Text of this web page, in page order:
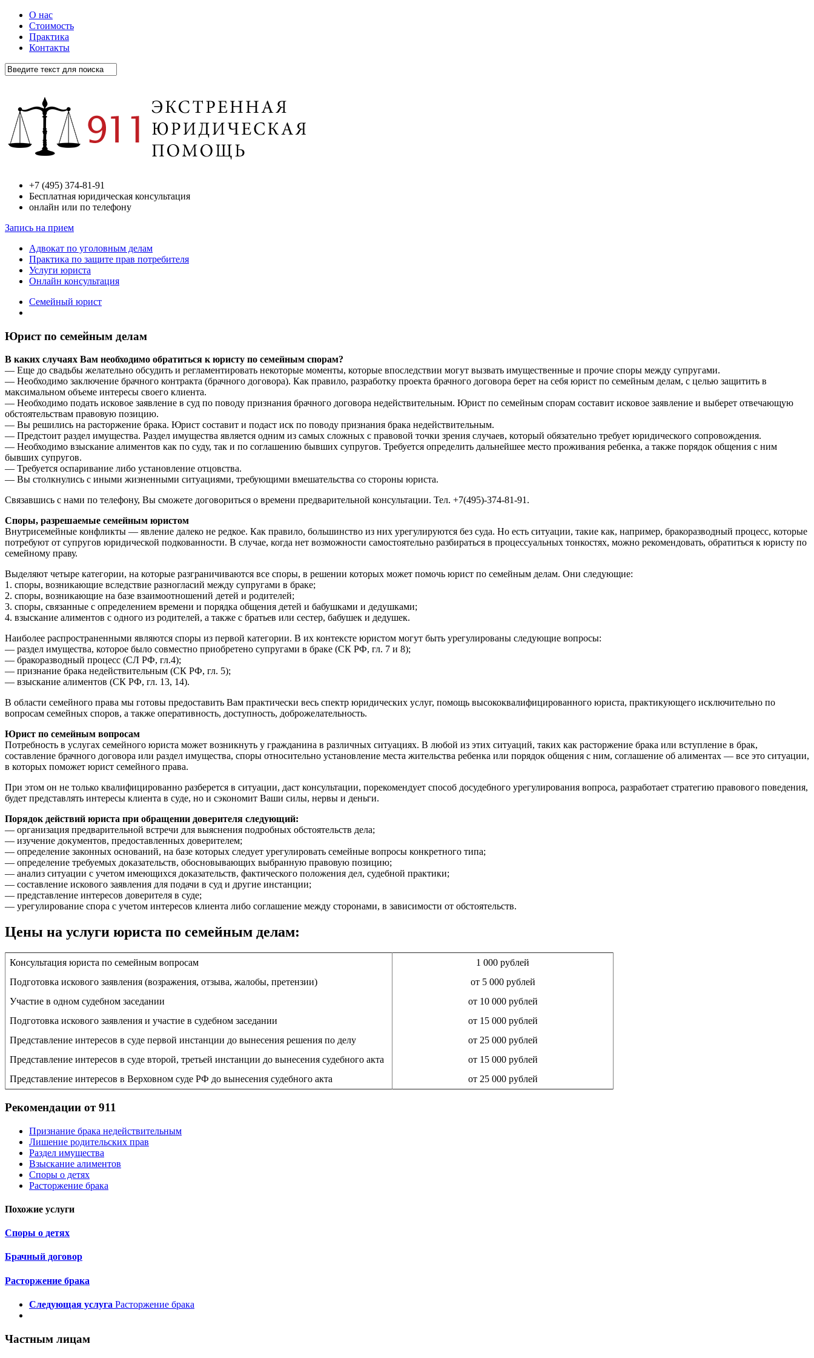
О нас
Стоимость
Практика
Контакты
+7 (495) 374-81-91
Бесплатная юридическая консультация
онлайн или по телефону
Запись на прием
Адвокат по уголовным делам
Практика по защите прав потребителя
Услуги юриста
Онлайн консультация
Семейный юрист
Юрист по семейным делам
В каких случаях Вам необходимо обратиться к юристу по семейным спорам?
— Еще до свадьбы желательно обсудить и регламентировать некоторые моменты, которые впоследствии могут вызвать имущественные и прочие споры между супругами.
— Необходимо заключение брачного контракта (брачного договора). Как правило, разработку проекта брачного договора берет на себя юрист по семейным делам, с целью защитить в
максимальном объеме интересы своего клиента.
— Необходимо подать исковое заявление в суд по поводу признания брачного договора недействительным. Юрист по семейным спорам составит исковое заявление и выберет отвечающую
обстоятельствам правовую позицию.
— Вы решились на расторжение брака. Юрист составит и подаст иск по поводу признания брака недействительным.
— Предстоит раздел имущества. Раздел имущества является одним из самых сложных с правовой точки зрения случаев, который обязательно требует юридического сопровождения.
— Необходимо взыскание алиментов как по суду, так и по соглашению бывших супругов. Требуется определить дальнейшее место проживания ребенка, а также порядок общения с ним
бывших супругов.
— Требуется оспаривание либо установление отцовства.
— Вы столкнулись с иными жизненными ситуациями, требующими вмешательства со стороны юриста.
Связавшись с нами по телефону, Вы сможете договориться о времени предварительной консультации. Тел. +7(495)-374-81-91.
Споры, разрешаемые семейным юристом
Внутрисемейные конфликты — явление далеко не редкое. Как правило, большинство из них урегулируются без суда. Но есть ситуации, такие как, например, бракоразводный процесс, которые
потребуют от супругов юридической подкованности. В случае, когда нет возможности самостоятельно разбираться в процессуальных тонкостях, можно рекомендовать, обратиться к юристу по
семейному праву.
Выделяют четыре категории, на которые разграничиваются все споры, в решении которых может помочь юрист по семейным делам. Они следующие:
1. споры, возникающие вследствие разногласий между супругами в браке;
2. споры, возникающие на базе взаимоотношений детей и родителей;
3. споры, связанные с определением времени и порядка общения детей и бабушками и дедушками;
4. взыскание алиментов с одного из родителей, а также с братьев или сестер, бабушек и дедушек.
Наиболее распространенными являются споры из первой категории. В их контексте юристом могут быть урегулированы следующие вопросы:
— раздел имущества, которое было совместно приобретено супругами в браке (СК РФ, гл. 7 и 8);
— бракоразводный процесс (СЛ РФ, гл.4);
— признание брака недействительным (СК РФ, гл. 5);
— взыскание алиментов (СК РФ, гл. 13, 14).
В области семейного права мы готовы предоставить Вам практически весь спектр юридических услуг, помощь высококвалифицированного юриста, практикующего исключительно по
вопросам семейных споров, а также оперативность, доступность, доброжелательность.
Юрист по семейным вопросам
Потребность в услугах семейного юриста может возникнуть у гражданина в различных ситуациях. В любой из этих ситуаций, таких как расторжение брака или вступление в брак,
составление брачного договора или раздел имущества, споры относительно установление места жительства ребенка или порядок общения с ним, соглашение об алиментах — все это ситуации,
в которых поможет юрист семейного права.
При этом он не только квалифицированно разберется в ситуации, даст консультации, порекомендует способ досудебного урегулирования вопроса, разработает стратегию правового поведения,
будет представлять интересы клиента в суде, но и сэкономит Ваши силы, нервы и деньги.
Порядок действий юриста при обращении доверителя следующий:
— организация предварительной встречи для выяснения подробных обстоятельств дела;
— изучение документов, предоставленных доверителем;
— определение законных оснований, на базе которых следует урегулировать семейные вопросы конкретного типа;
— определение требуемых доказательств, обосновывающих выбранную правовую позицию;
— анализ ситуации с учетом имеющихся доказательств, фактического положения дел, судебной практики;
— составление искового заявления для подачи в суд и другие инстанции;
— представление интересов доверителя в суде;
— урегулирование спора с учетом интересов клиента либо соглашение между сторонами, в зависимости от обстоятельств.
Цены на услуги юриста по семейным делам:
Консультация юриста по семейным вопросам
1 000 рублей
Подготовка искового заявления (возражения, отзыва, жалобы, претензии)
от 5 000 рублей
Участие в одном судебном заседании
от 10 000 рублей
Подготовка искового заявления и участие в судебном заседании
от 15 000 рублей
Представление интересов в суде первой инстанции до вынесения решения по делу
от 25 000 рублей
Представление интересов в суде второй, третьей инстанции до вынесения судебного акта
от 15 000 рублей
Представление интересов в Верховном суде РФ до вынесения судебного акта
от 25 000 рублей
Рекомендации от 911
Признание брака недействительным
Лишение родительских прав
Раздел имущества
Взыскание алиментов
Споры о детях
Расторжение брака
Похожие услуги
Споры о детях
Брачный договор
Расторжение брака
Следующая услуга Расторжение брака
Частным лицам